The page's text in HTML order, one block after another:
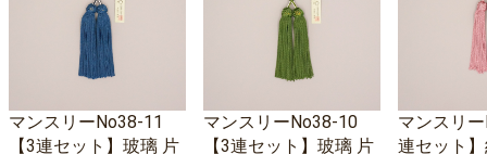
マンスリーNo38-11
【3連セット】玻璃 片
マンスリーNo38-10
【3連セット】玻璃 片
マンスリ
連セット